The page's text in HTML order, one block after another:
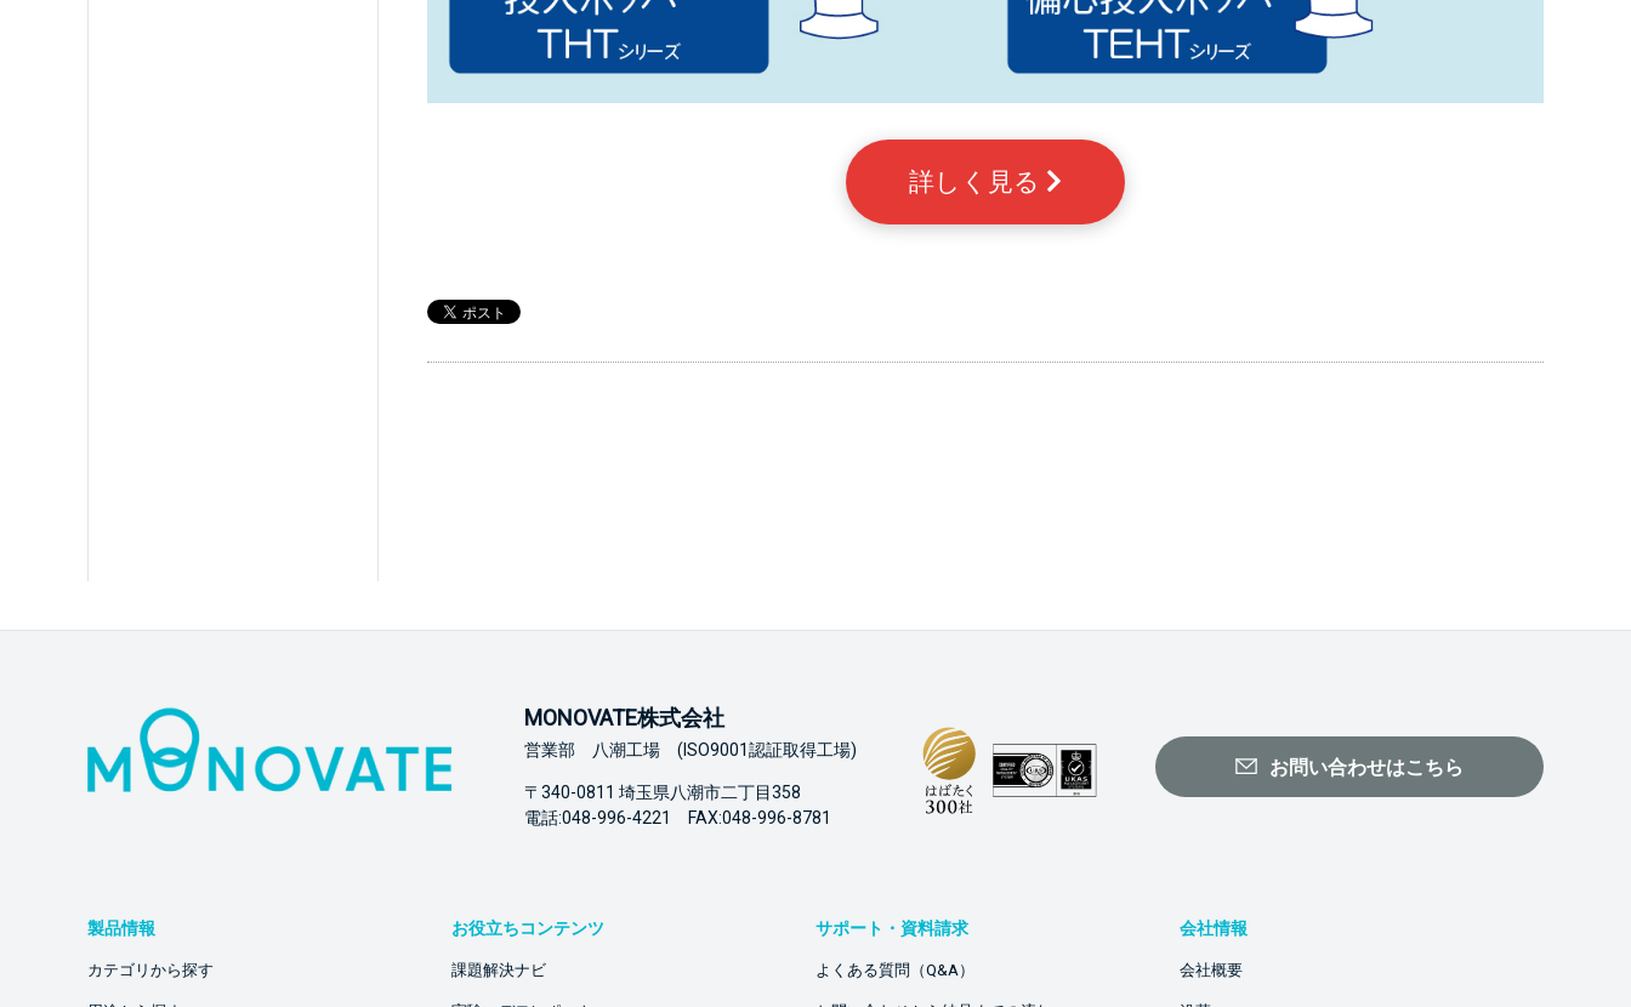
詳しく見る
MONOVATE株式会社
営業部 八潮工場 (ISO9001認証取得工場)
〒340-0811 埼玉県八潮市二丁目358
電話:048-996-4221 FAX:048-996-8781
お問い合わせはこちら
製品情報
カテゴリから探す
お役立ちコンテンツ
課題解決ナビ
サポート・資料請求
よくある質問（Q&A）
会社情報
会社概要